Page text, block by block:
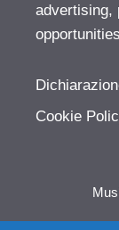
advertising,
Cookie